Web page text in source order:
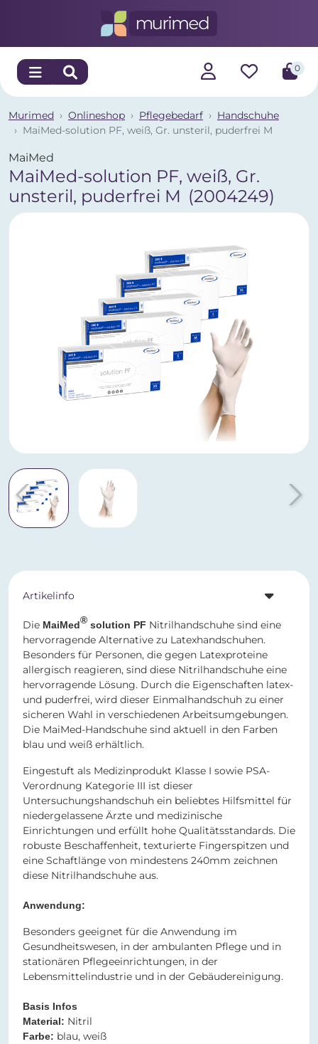
0
Murimed Onlineshop Pflegebedarf
Handschuhe
MaiMed-solution PF, weiß, Gr. unsteril, puderfrei M
MaiMed
MaiMed-solution PF, weiß, Gr.
unsteril, puderfrei M (2004249)
Artikelinfo
Die MaiMed® solution PF Nitrilhandschuhe sind eine
hervorragende Alternative zu Latexhandschuhen.
Besonders für Personen, die gegen Latexproteine
allergisch reagieren, sind diese Nitrilhandschuhe eine
hervorragende Lösung. Durch die Eigenschaften latex-
und puderfrei, wird dieser Einmalhandschuh zu einer
sicheren Wahl in verschiedenen Arbeitsumgebungen.
Die MaiMed-Handschuhe sind aktuell in den Farben
blau und weiß erhältlich.
Eingestuft als Medizinprodukt Klasse I sowie PSA-
Verordnung Kategorie III ist dieser
Untersuchungshandschuh ein beliebtes Hilfsmittel für
niedergelassene Ärzte und medizinische
Einrichtungen und erfüllt hohe Qualitätsstandards. Die
robuste Beschaffenheit, texturierte Fingerspitzen und
eine Schaftlänge von mindestens 240mm zeichnen
diese Nitrilhandschuhe aus.
Anwendung:
Besonders geeignet für die Anwendung im
Gesundheitswesen, in der ambulanten Pflege und in
stationären Pflegeeinrichtungen, in der
Lebensmittelindustrie und in der Gebäudereinigung.
Basis Infos
Material: Nitril​​
Farbe: blau, weiß​​​​​​​​​​​​​​